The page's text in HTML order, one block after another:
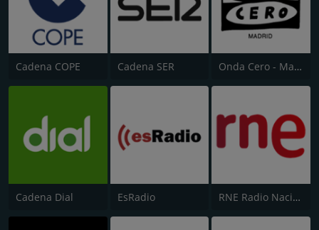
Cadena COPE Cadena SER Onda Cero - Madrid
Cadena Dial EsRadio RNE Radio Nacional (Radio 1)